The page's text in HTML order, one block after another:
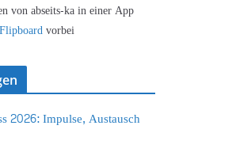
von abseits-ka in einer App
Flipboardvorbei
2026: Impulse, Austausch